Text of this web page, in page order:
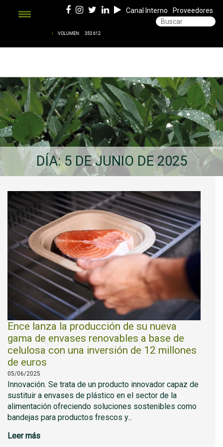
Canal Interno Proveedores
DÍA:5 DE JUNIO DE 2025
Ence lanza la producción de su nueva
gama de envases renovables a base de
celulosa con una inversión de 12 millones
de euros
05/06/2025
Innovación. Se trata de un producto innovador capaz de
sustituir a envases de plástico en el sector de la
alimentación ofreciendo soluciones sostenibles como
bandejas para productos frescos y...
Leer más